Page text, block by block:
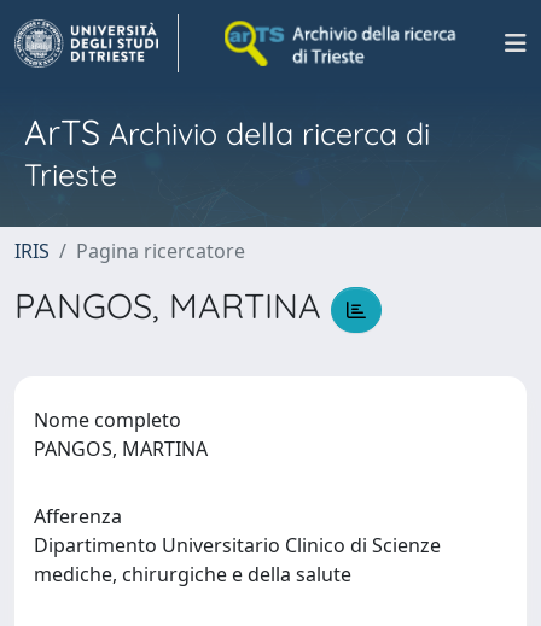
ArTS Archivio della ricerca di
Trieste
IRIS Pagina ricercatore
PANGOS, MARTINA
Nome completo
PANGOS, MARTINA
Afferenza
Dipartimento Universitario Clinico di Scienze
mediche, chirurgiche e della salute